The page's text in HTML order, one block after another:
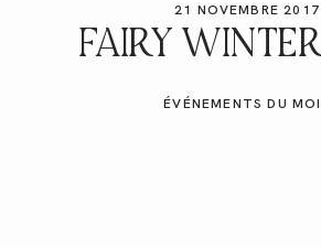
21 NOVEMBRE 2017
FAIRY
ÉVÉNEMENTS DU
GALERIES CLIENTS